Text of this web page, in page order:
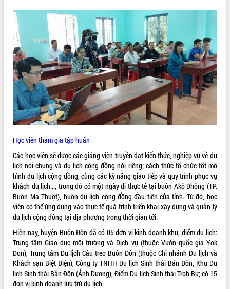
VIDEO
Không có file video nào để phát.
ALBUM ẢNH
LIÊN KẾT WEB
THỐNG KÊ TRUY CẬP
Hôm nay:
25792
Tất cả:
66138906
Học viên tham gia tập huấn
Các học viên sẽ được các giảng viên truyền đạt kiến thức, nghiệp vụ về du
lịch nói chung và du lịch cộng đồng nói riêng; cách thức tổ chức tốt mô
hình du lịch cộng đồng, cùng các kỹ năng giao tiếp và quy trình phục vụ
khách du lịch..., trong đó có một ngày đi thực tế tại buôn Akô Dhông (TP.
Buôn Ma Thuột), buôn du lịch cộng đồng đầu tiên của tỉnh. Từ đó, học
viên có thể ứng dụng vào thực tế quá trình triển khai xây dựng và quản lý
du lịch cộng đồng tại địa phương trong thời gian tới.
Hiện nay, huyện Buôn Đôn đã có 05 đơn vị kinh doanh khu, điểm du lịch:
Trung tâm Giáo dục môi trường và Dịch vụ (thuộc Vườn quốc gia Yok
Don), Trung tâm Du lịch Cầu treo Buôn Đôn (thuộc Chi nhánh Du lịch và
Khách sạn Biệt Điện), Công ty TNHH Du lịch Sinh thái Bản Đôn, Khu Du
lịch Sinh thái Bản Đôn (Ánh Dương), Điểm Du lịch Sinh thái Troh Bư; có 15
đơn vị kinh doanh lưu trú du lịch.